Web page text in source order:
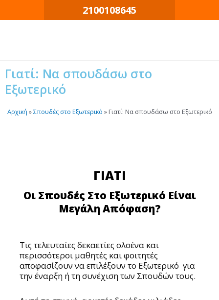
2100108645
Γιατί: Nα σπουδάσω στο
Εξωτερικό
Αρχική »Σπουδές στο Εξωτερικό » Γιατί: Nα σπουδάσω στο Εξωτερικό
ΓΙΑΤΙ
Οι Σπουδές Στο Εξωτερικό Είναι
Μεγάλη Απόφαση?
Τις τελευταίες δεκαετίες ολοένα και
περισσότεροι μαθητές και φοιτητές
αποφασίζουν να επιλέξουν το Εξωτερικό για
την έναρξη ή τη συνέχιση των Σπουδών τους.